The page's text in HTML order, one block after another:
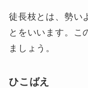
徒長枝とは、勢い
とをいいます。こ
ましょう。
ひこばえ